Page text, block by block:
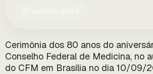
Cerimônia dos 80 anos do
Conselho Federal de Medicina, no
do CFM em Brasília no dia 10/09/